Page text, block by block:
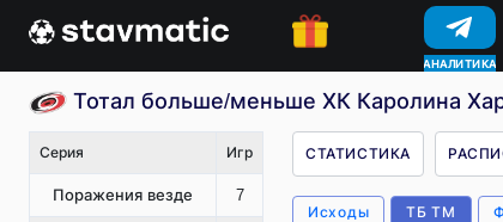
АНАЛИТИКА
КОНКУРСЫ
Тотал больше/меньше ХК Каролина
Серия Игр
Поражения везде 7
СТАТИСТИКА
Исходы ТБ ТМ